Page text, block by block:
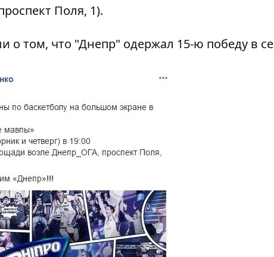
Поля, 1).
о том, что "Днепр" одержал 15-ю победу в